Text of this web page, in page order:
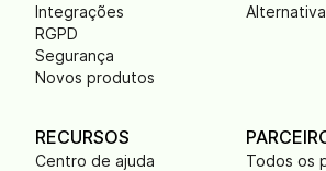
Integrações
RGPD
Segurança
Novos produtos
RECURSOS
Centro de ajuda
Todos os